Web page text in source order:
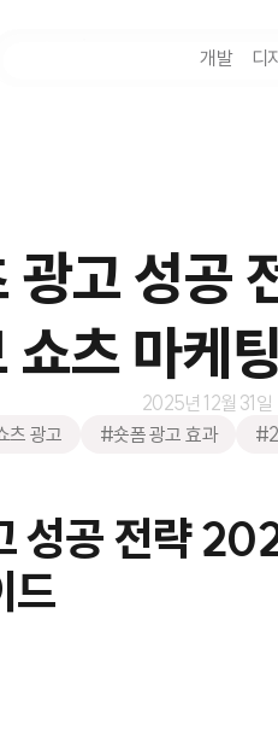
개발 디
광고 성공
쇼츠 마케
2025년 12월 31일
츠 광고 #숏폼 광고 효과
성공 전략
드